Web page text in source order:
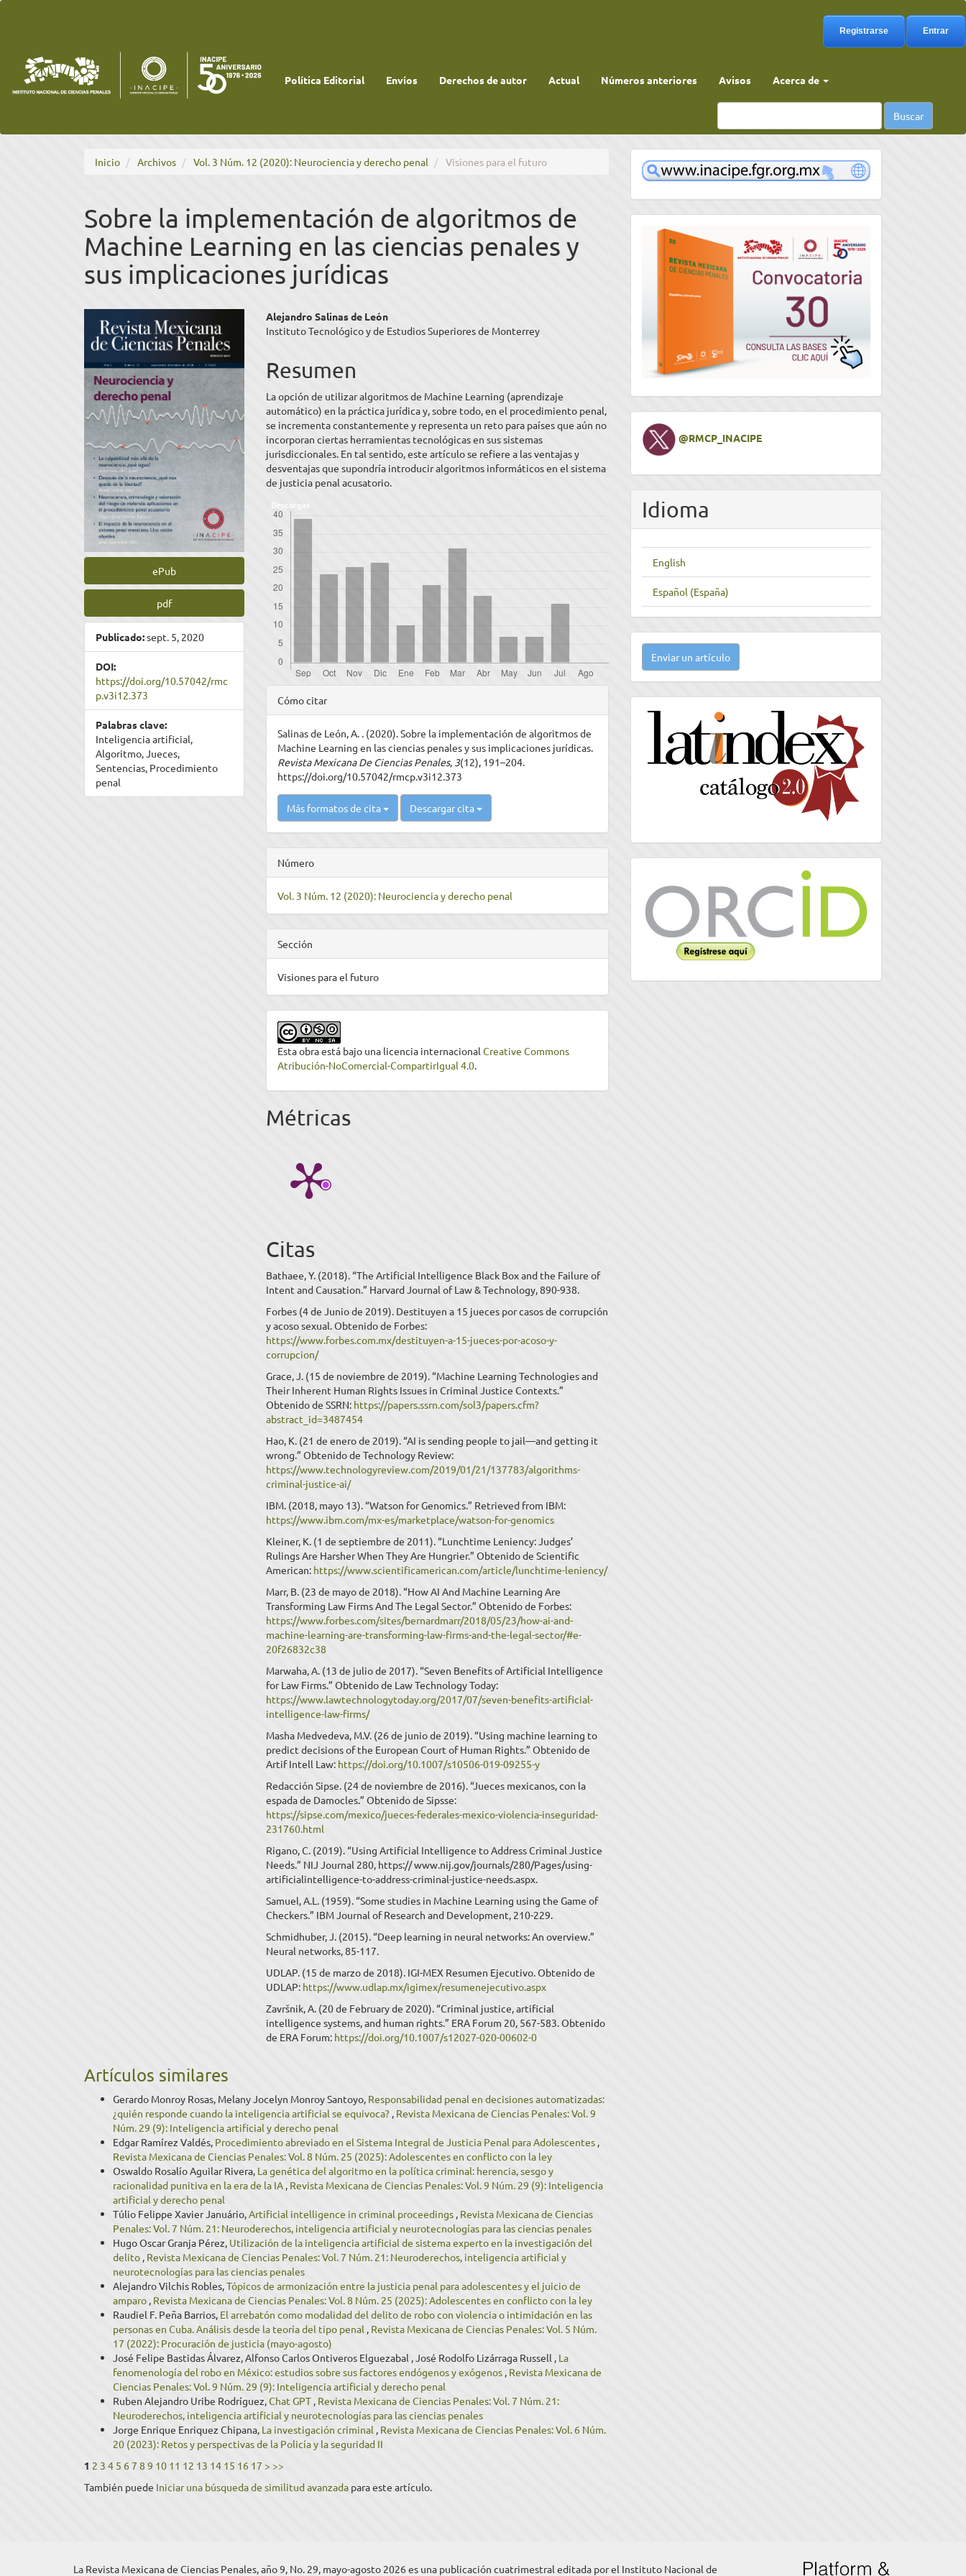
Barra
lateral
Registrarse Entrar
Política Editorial Envíos Derechos de autor Actual Números anteriores Avisos Acerca de
Buscar
Inicio Archivos Vol. 3 Núm. 12 (2020): Neurociencia y derecho penal Visiones para el futuro
Sobre la implementación de algoritmos de
Machine Learning en las ciencias penales y
sus implicaciones jurídicas
Barra
lateral
del
artículo
ePub
pdf
Publicado:sept. 5, 2020
DOI:
https://doi.org/10.57042/rmc
p.v3i12.373
Palabras clave:
Inteligencia artificial,
Algoritmo, Jueces,
Sentencias, Procedimiento
penal
Contenido
principal
del
artículo
Alejandro Salinas de León
Instituto Tecnológico y de Estudios Superiores de Monterrey
Resumen
La opción de utilizar algoritmos de Machine Learning (aprendizaje
automático) en la práctica jurídica y, sobre todo, en el procedimiento penal,
se incrementa constantemente y representa un reto para países que aún no
incorporan ciertas herramientas tecnológicas en sus sistemas
jurisdiccionales. En tal sentido, este artículo se refiere a las ventajas y
desventajas que supondría introducir algoritmos informáticos en el sistema
de justicia penal acusatorio.
Descargas
Detalles
del
artículo
Cómo citar
Salinas de León, A. . (2020). Sobre la implementación de algoritmos de
Machine Learning en las ciencias penales y sus implicaciones jurídicas.
Revista Mexicana De Ciencias Penales, 3(12), 191–204.
https://doi.org/10.57042/rmcp.v3i12.373
Más formatos de cita Descargar cita
Número
Vol. 3 Núm. 12 (2020): Neurociencia y derecho penal
Sección
Visiones para el futuro
Esta obra está bajo una licencia internacionalCreative Commons
Atribución-NoComercial-CompartirIgual 4.0.
Métricas
Citas
Bathaee, Y. (2018). “The Artificial Intelligence Black Box and the Failure of
Intent and Causation.” Harvard Journal of Law & Technology, 890-938.
Forbes (4 de Junio de 2019). Destituyen a 15 jueces por casos de corrupción
y acoso sexual. Obtenido de Forbes:
https://www.forbes.com.mx/destituyen-a-15-jueces-por-acoso-y-
corrupcion/
Grace, J. (15 de noviembre de 2019). “Machine Learning Technologies and
Their Inherent Human Rights Issues in Criminal Justice Contexts.”
Obtenido de SSRN: https://papers.ssrn.com/sol3/papers.cfm?
abstract_id=3487454
Hao, K. (21 de enero de 2019). “AI is sending people to jail—and getting it
wrong.” Obtenido de Technology Review:
https://www.technologyreview.com/2019/01/21/137783/algorithms-
criminal-justice-ai/
IBM. (2018, mayo 13). “Watson for Genomics.” Retrieved from IBM:
https://www.ibm.com/mx-es/marketplace/watson-for-genomics
Kleiner, K. (1 de septiembre de 2011). “Lunchtime Leniency: Judges’
Rulings Are Harsher When They Are Hungrier.” Obtenido de Scientific
American: https://www.scientificamerican.com/article/lunchtime-leniency/
Marr, B. (23 de mayo de 2018). “How AI And Machine Learning Are
Transforming Law Firms And The Legal Sector.” Obtenido de Forbes:
https://www.forbes.com/sites/bernardmarr/2018/05/23/how-ai-and-
machine-learning-are-transforming-law-firms-and-the-legal-sector/#e-
20f26832c38
Marwaha, A. (13 de julio de 2017). “Seven Benefits of Artificial Intelligence
for Law Firms.” Obtenido de Law Technology Today:
https://www.lawtechnologytoday.org/2017/07/seven-benefits-artificial-
intelligence-law-firms/
Masha Medvedeva, M.V. (26 de junio de 2019). “Using machine learning to
predict decisions of the European Court of Human Rights.” Obtenido de
Artif Intell Law: https://doi.org/10.1007/s10506-019-09255-y
Redacción Sipse. (24 de noviembre de 2016). “Jueces mexicanos, con la
espada de Damocles.” Obtenido de Sipsse:
https://sipse.com/mexico/jueces-federales-mexico-violencia-inseguridad-
231760.html
Rigano, C. (2019). “Using Artificial Intelligence to Address Criminal Justice
Needs.” NIJ Journal 280, https:// www.nij.gov/journals/280/Pages/using-
artificialintelligence-to-address-criminal-justice-needs.aspx.
Samuel, A.L. (1959). “Some studies in Machine Learning using the Game of
Checkers.” IBM Journal of Research and Development, 210-229.
Schmidhuber, J. (2015). “Deep learning in neural networks: An overview.”
Neural networks, 85-117.
UDLAP. (15 de marzo de 2018). IGI-MEX Resumen Ejecutivo. Obtenido de
UDLAP: https://www.udlap.mx/igimex/resumenejecutivo.aspx
Završnik, A. (20 de February de 2020). “Criminal justice, artificial
intelligence systems, and human rights.” ERA Forum 20, 567-583. Obtenido
de ERA Forum: https://doi.org/10.1007/s12027-020-00602-0
Artículos similares
Gerardo Monroy Rosas, Melany Jocelyn Monroy Santoyo, Responsabilidad penal en decisiones automatizadas:
¿quién responde cuando la inteligencia artificial se equivoca? , Revista Mexicana de Ciencias Penales: Vol. 9
Núm. 29 (9): Inteligencia artificial y derecho penal
Edgar Ramírez Valdés, Procedimiento abreviado en el Sistema Integral de Justicia Penal para Adolescentes ,
Revista Mexicana de Ciencias Penales: Vol. 8 Núm. 25 (2025): Adolescentes en conflicto con la ley
Oswaldo Rosalío Aguilar Rivera, La genética del algoritmo en la política criminal: herencia, sesgo y
racionalidad punitiva en la era de la IA , Revista Mexicana de Ciencias Penales: Vol. 9 Núm. 29 (9): Inteligencia
artificial y derecho penal
Túlio Felippe Xavier Januário,Artificial intelligence in criminal proceedings , Revista Mexicana de Ciencias
Penales: Vol. 7 Núm. 21: Neuroderechos, inteligencia artificial y neurotecnologías para las ciencias penales
Hugo Oscar Granja Pérez, Utilización de la inteligencia artificial de sistema experto en la investigación del
delito , Revista Mexicana de Ciencias Penales: Vol. 7 Núm. 21: Neuroderechos, inteligencia artificial y
neurotecnologías para las ciencias penales
Alejandro Vilchis Robles,Tópicos de armonización entre la justicia penal para adolescentes y el juicio de
amparo , Revista Mexicana de Ciencias Penales: Vol. 8 Núm. 25 (2025): Adolescentes en conflicto con la ley
Raudiel F. Peña Barrios, El arrebatón como modalidad del delito de robo con violencia o intimidación en las
personas en Cuba. Análisis desde la teoría del tipo penal , Revista Mexicana de Ciencias Penales: Vol. 5 Núm.
17 (2022): Procuración de justicia (mayo-agosto)
José Felipe Bastidas Álvarez, Alfonso Carlos Ontiveros Elguezabal , José Rodolfo Lizárraga Russell , La
fenomenología del robo en México: estudios sobre sus factores endógenos y exógenos , Revista Mexicana de
Ciencias Penales: Vol. 9 Núm. 29 (9): Inteligencia artificial y derecho penal
Ruben Alejandro Uribe Rodríguez,Chat GPT , Revista Mexicana de Ciencias Penales: Vol. 7 Núm. 21:
Neuroderechos, inteligencia artificial y neurotecnologías para las ciencias penales
Jorge Enrique Enriquez Chipana, La investigación criminal , Revista Mexicana de Ciencias Penales: Vol. 6 Núm.
20 (2023): Retos y perspectivas de la Policía y la seguridad II
1 2 3 4 5 67 8 9 10 11 12 13 14 15 16 17 > >>
También puede Iniciar una búsqueda de similitud avanzada para este artículo.
www
convocatoria
Twitter@RMCP_INACIPE
Idioma
English
Español (España)
Enviar
un
artículo
Enviar un artículo
latindex
La Revista Mexicana de Ciencias Penales, año 9, No. 29, mayo-agosto 2026 es una publicación cuatrimestral editada por el Instituto Nacional de